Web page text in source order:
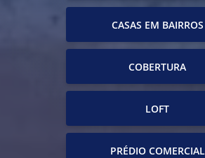
CASAS EM BAIRROS
COBERTURA
LOFT
PRÉDIO COMERCIAL